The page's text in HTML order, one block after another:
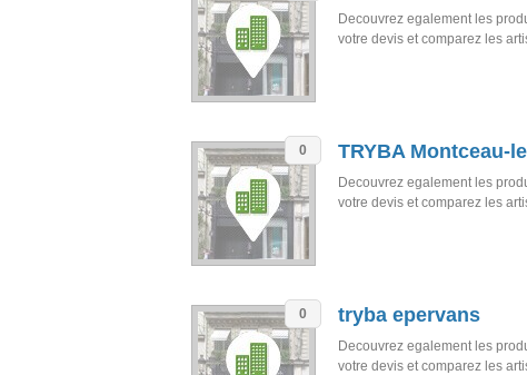
Decouvrez egalement les
votre devis et comparez les
0 TRYBA Montceau-
Decouvrez egalement les
votre devis et comparez les
0 tryba epervans
Decouvrez egalement les
votre devis et comparez les